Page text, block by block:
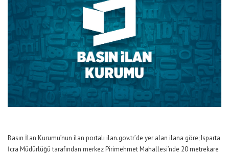
Basın İlan Kurumu’nun ilan portalı ilan.gov.tr’de yer alan ilana göre; Isparta
İcra Müdürlüğü tarafından merkez Pirimehmet Mahallesi’nde 20 metrekare